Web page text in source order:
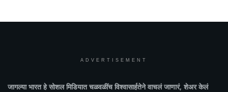
ADVERTISEMENT
जागल्या भारतहे सोशल मिडियात चळवळींच विश्वासार्हतेने वाचलं जाणारं, शेअर केलं